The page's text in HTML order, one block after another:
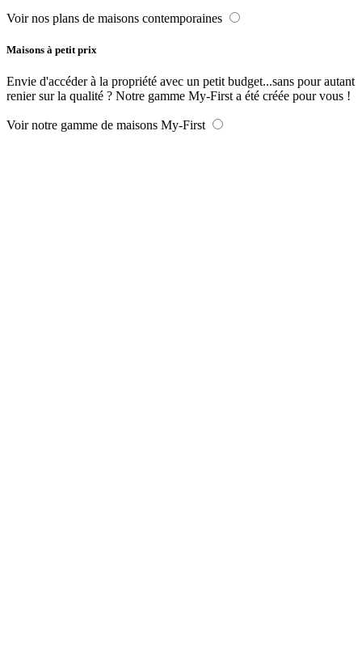
Voir nos plans de maisons contemporaines
Maisons à petit prix
Envie d'accéder à la propriété avec un petit budget...sans pour autant
renier sur la qualité ? Notre gamme My-First a été créée pour vous !
Voir notre gamme de maisons My-First